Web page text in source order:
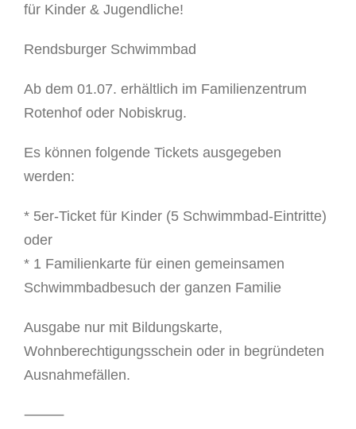
für Kinder & Jugendliche!
Rendsburger Schwimmbad
Ab dem 01.07. erhältlich im Familienzentrum
Rotenhof oder Nobiskrug.
Es können folgende Tickets ausgegeben
werden:
* 5er-Ticket für Kinder (5 Schwimmbad-Eintritte)
oder
* 1 Familienkarte für einen gemeinsamen
Schwimmbadbesuch der ganzen Familie
Ausgabe nur mit Bildungskarte,
Wohnberechtigungsschein oder in begründeten
Ausnahmefällen.
⸻